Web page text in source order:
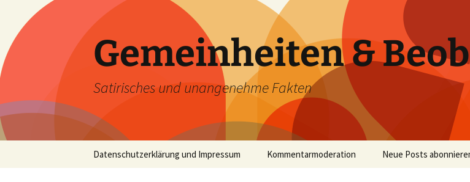
Inhalt
springen
Gemeinheiten &
Satirisches und unangenehme Fakten
Datenschutzerklärung und Impressum Kommentarmoderation Neue Posts